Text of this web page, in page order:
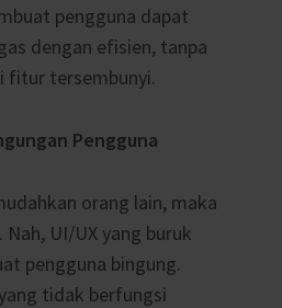
pengguna dapat
dengan efisien, tanpa
fitur tersembunyi.
Pengguna
orang lain, maka
UI/UX yang buruk
pengguna bingung.
tidak berfungsi